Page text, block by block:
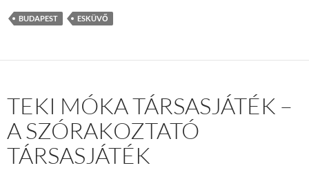
BUDAPEST ESKÜVŐ
TEKI MÓKA TÁRSASJÁTÉK –
A SZÓRAKOZTATÓ
TÁRSASJÁTÉK